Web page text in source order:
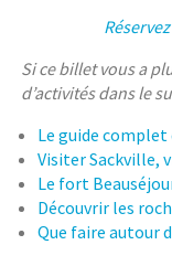
Si ce billet vous a
d’activités dans le
Le guide
Visiter Sackville,
Le fort
Découvrir les
Que faire autour